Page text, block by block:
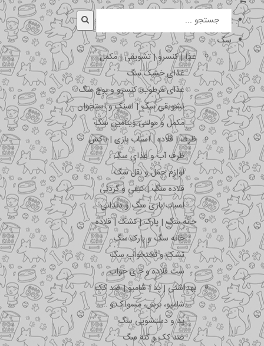
سگ
غذا | کنسرو | تشویقی | مکمل
غذای خشک سگ
غذای مرطوب، کنسرو و پوچ سگ
تشویقی سگ | اسنک و استخوان
مکمل و مولتی ویتامین سگ
ظرف | قلاده | اسباب بازی | باکس
ظرف آب و غذای سگ
لوازم حمل و نقل سگ
قلاده سگ | کتفی و گردنی
اسباب بازی سگ و دندانی
خانه سگ | پارک | تشک | قلاده
خانه سگ و پارک سگ
تشک و تختخواب سگ
ست قلاده و جای خواب
بهداشتی | پد | شامپو | ضد کک
شامپو، برس، مسواک و …
پد و دستشویی سگ
ضد کک و کنه سگ